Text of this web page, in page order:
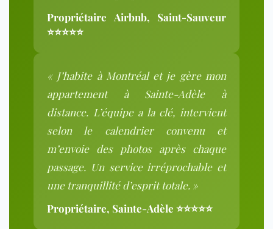
Propriétaire Airbnb, Saint-Sauveur
⭐⭐⭐⭐⭐
« J’habite à Montréal et je gère mon
appartement à Sainte-Adèle à
distance. L’équipe a la clé, intervient
selon le calendrier convenu et
m’envoie des photos après chaque
passage. Un service irréprochable et
une tranquillité d’esprit totale. »
Propriétaire, Sainte-Adèle ⭐⭐⭐⭐⭐